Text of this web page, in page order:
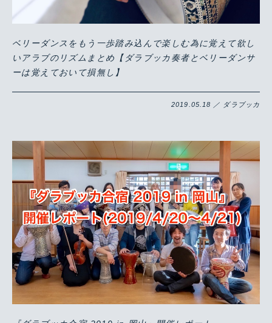
ベリーダンスをもう一歩踏み込んで楽しむ為に覚えて欲し
いアラブのリズムまとめ【ダラブッカ奏者とベリーダンサ
ーは覚えておいて損無し】
2019.05.18 ／ ダラブッカ